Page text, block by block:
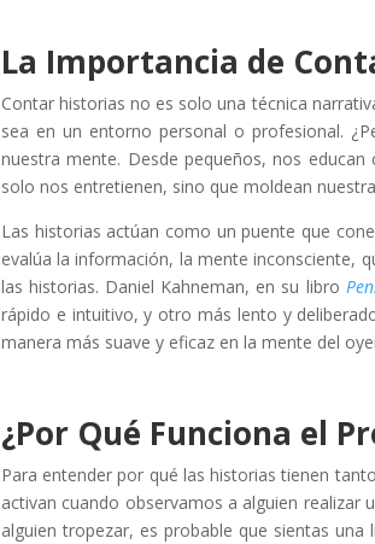
La Importancia de
Contar historias no es solo una técnica
sea en un entorno personal o profesional.
nuestra mente. Desde pequeños, nos
solo nos entretienen, sino que moldean
Las historias actúan como un puente que
evalúa la información, la mente inconsciente,
las historias. Daniel Kahneman, en su libro
rápido e intuitivo, y otro más lento y
manera más suave y eficaz en la mente del
¿Por Qué Funciona el
Para entender por qué las historias tienen
activan cuando observamos a alguien realizar
alguien tropezar, es probable que sientas